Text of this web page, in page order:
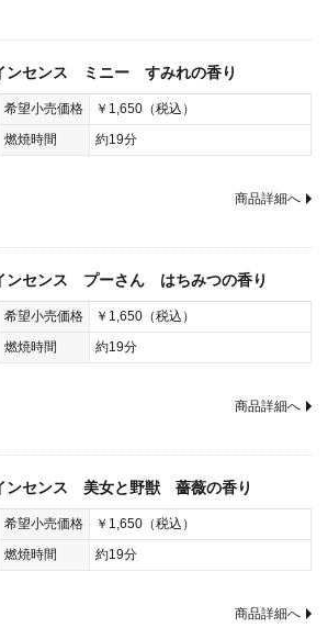
ンセンス ミニー すみれの香り
希望小売価格
￥1,650（税込）
燃焼時間
約19分
商品詳細へ
ンセンス プーさん はちみつの香り
希望小売価格
￥1,650（税込）
燃焼時間
約19分
商品詳細へ
ンセンス 美女と野獣 薔薇の香り
希望小売価格
￥1,650（税込）
燃焼時間
約19分
商品詳細へ